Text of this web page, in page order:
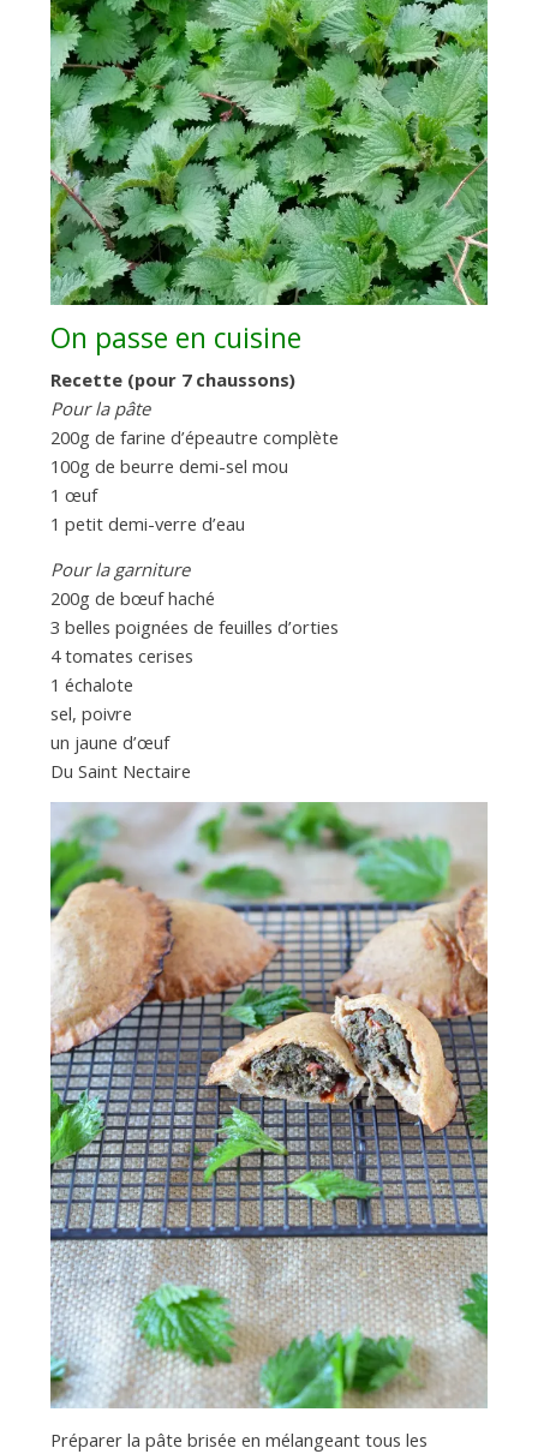
On passe en cuisine
Recette (pour 7 chaussons)
Pour la pâte
200g de farine d’épeautre complète
100g de beurre demi-sel mou
1 œuf
1 petit demi-verre d’eau
Pour la garniture
200g de bœuf haché
3 belles poignées de feuilles d’orties
4 tomates cerises
1 échalote
sel, poivre
un jaune d’œuf
Du Saint Nectaire
Préparer la pâte brisée en mélangeant tous les